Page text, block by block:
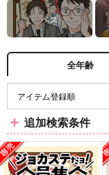
ベス
全年齢
追加検索条件